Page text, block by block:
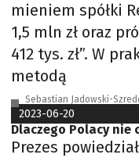
mieniem spółki
1,5 mln zł oraz
412 tys. zł”. W
metodą
Sebastian Jadowski-
2023-06-20
Dlaczego Polacy nie
Prezes